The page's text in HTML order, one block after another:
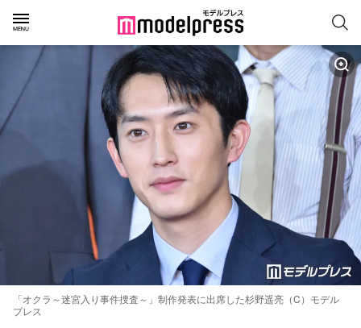
「オクラ～迷宮入り事件捜査～」制作発表に出席した杉野遥亮（C）モデル
プレス